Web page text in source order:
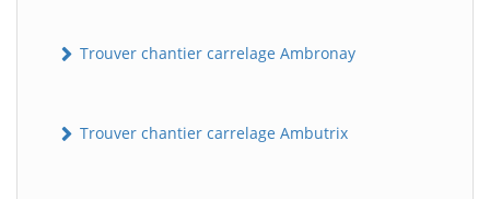
Trouver chantier carrelage Ambronay
Trouver chantier carrelage Ambutrix